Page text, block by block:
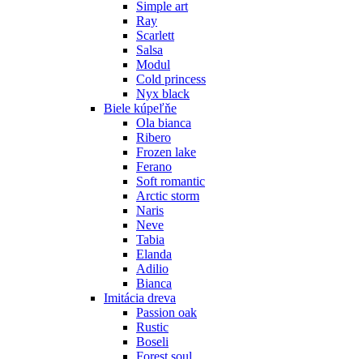
Simple art
Ray
Scarlett
Salsa
Modul
Cold princess
Nyx black
Biele kúpeľňe
Ola bianca
Ribero
Frozen lake
Ferano
Soft romantic
Arctic storm
Naris
Neve
Tabia
Elanda
Adilio
Bianca
Imitácia dreva
Passion oak
Rustic
Boseli
Forest soul